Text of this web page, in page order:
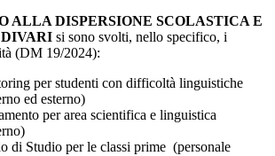
ALLA DISPERSIONE SCOLASTICA E
si sono svolti, nello specifico, i
(DM 19/2024):
per studenti con difficoltà linguistiche
ed esterno)
per area scientifica e linguistica
di Studio per le classi prime (personale